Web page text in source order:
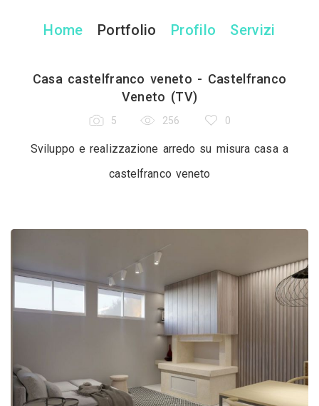
Home Portfolio Profilo Servizi
Casa castelfranco veneto - Castelfranco
Veneto (TV)
5 256 0
Sviluppo e realizzazione arredo su misura casa a
castelfranco veneto